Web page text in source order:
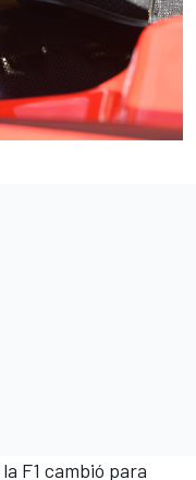
F1 cambió para